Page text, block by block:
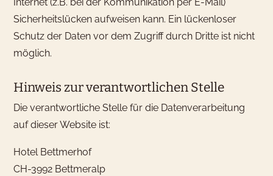
Internet (z.B. bei der Kommunikation per E-Mail)
Sicherheitslücken aufweisen kann. Ein lückenloser
Schutz der Daten vor dem Zugriff durch Dritte ist nicht
möglich.
Hinweis zur verantwortlichen Stelle
Die verantwortliche Stelle für die Datenverarbeitung
auf dieser Website ist:
Hotel Bettmerhof
CH-3992 Bettmeralp